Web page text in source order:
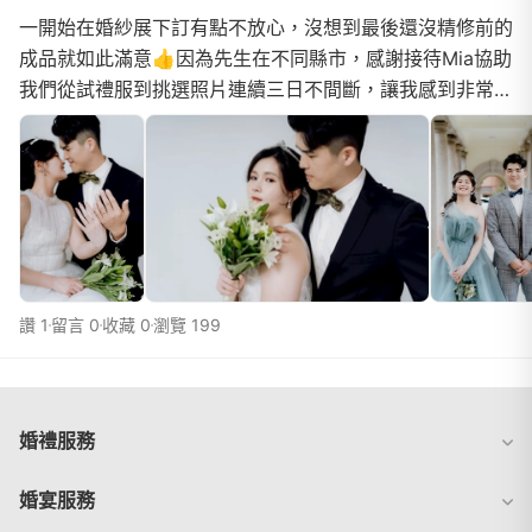
一開始在婚紗展下訂有點不放心，沒想到最後還沒精修前的
成品就如此滿意👍因為先生在不同縣市，感謝接待Mia協助
我們從試禮服到挑選照片連續三日不間斷，讓我感到非常放
心，拍攝前有任何問題也都很快速回覆挑選禮服時，...
讚 1 留言 0 收藏 0瀏覽 199
婚禮服務
婚宴服務